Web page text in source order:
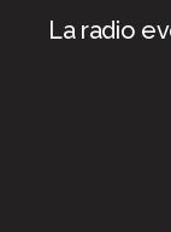
La radio